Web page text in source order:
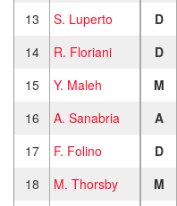
13
S. Luperto D
14
R. Floriani D
15
Y. Maleh M
16
A. Sanabria A
17
F. Folino D
18
M. Thorsby M